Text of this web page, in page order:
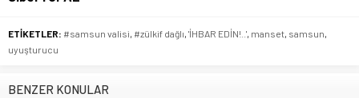
ETİKETLER: #samsun valisi, #zülkif dağlı, 'İHBAR EDİN!..', manset, samsun,
uyuşturucu
BENZER KONULAR